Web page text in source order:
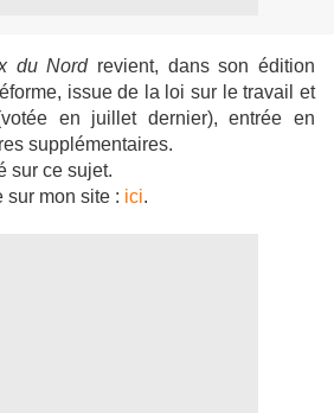
du Nordrevient, dans son édition
issue de la loi sur le travail et
en juillet dernier), entrée en
supplémentaires.
sur ce sujet.
sur mon site : ici.